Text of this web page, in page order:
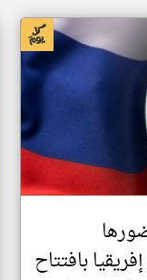
بافتتاح